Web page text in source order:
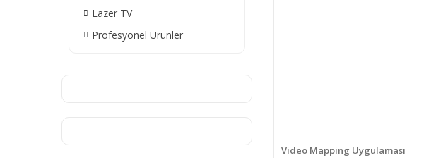
Lazer TV
Profesyonel Ürünler
Video Mapping Uygulaması